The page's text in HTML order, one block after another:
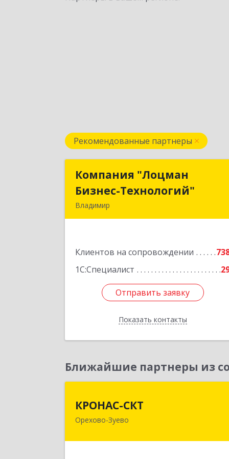
Рекомендованные партнеры
Компания "Лоцман
Бизнес-Технологий"
Владимир
Клиентов на сопровождении
1С:Специалист
Отправить заявку
Показать контакты
Компания "Лоцман
Бизнес-Технологий"
Отправить заявку
Назад
Ближайшие партнеры из
КРОНАС-СКТ
Орехово-Зуево
142600, Московская обл, Орехово-